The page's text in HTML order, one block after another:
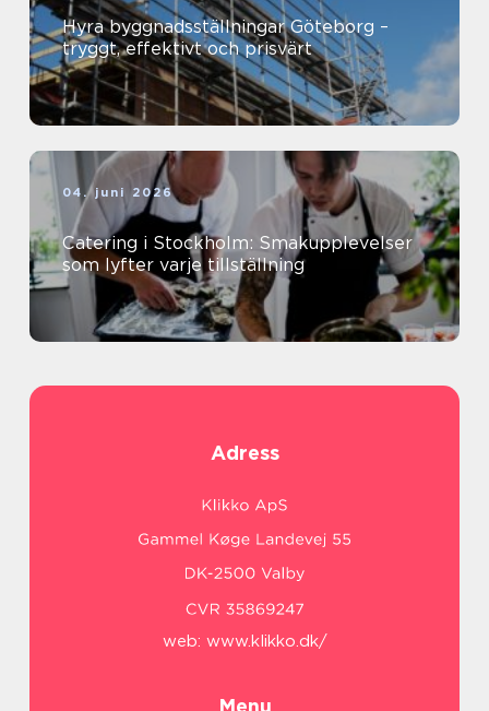
Hyra byggnadsställningar Göteborg –
tryggt, effektivt och prisvärt
04. juni 2026
Catering i Stockholm: Smakupplevelser
som lyfter varje tillställning
Adress
web: www.klikko.dk/
Menu